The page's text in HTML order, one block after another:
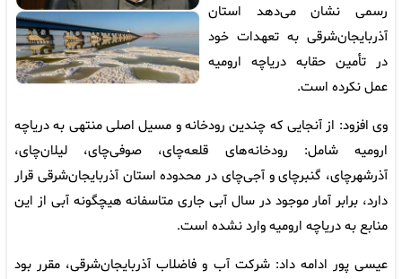
رسمی نشان می‌دهد استان
آذربایجان‌شرقی به تعهدات خود
در تأمین حقابه دریاچه ارومیه
عمل نکرده است.
وی افزود: از آنجایی که چندین رودخانه و مسیل اصلی منتهی به دریاچه
ارومیه شامل: رودخانه‌های قلعه‌چای، صوفی‌چای، لیلان‌چای،
آذرشهرچای، گنبرچای و آجی‌چای در محدوده استان آذربایجان‌شرقی قرار
دارد، برابر آمار موجود در سال آبی جاری متاسفانه هیچگونه آبی از این
منابع به دریاچه ارومیه وارد نشده است.
عیسی پور ادامه داد: شرکت آب و فاضلاب آذربایجان‌شرقی، مقرر بود